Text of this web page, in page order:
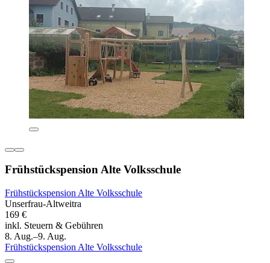
Frühstückspension Alte Volksschule
Frühstückspension Alte Volksschule
Unserfrau-Altweitra
169 €
inkl. Steuern & Gebühren
8. Aug.–9. Aug.
Frühstückspension Alte Volksschule